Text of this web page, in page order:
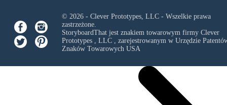
© 2026 - Clever Prototypes, LLC - Wszelkie prawa
zastrzeżone.
StoryboardThat jest znakiem towarowym firmy Clever
Prototypes , LLC, zarejestrowanym w Urzędzie
Znaków Towarowych USA